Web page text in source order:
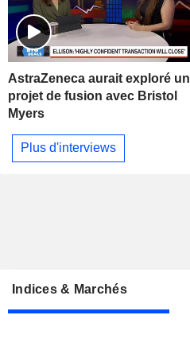
AstraZeneca aurait exploré un
projet de fusion avec Bristol
Myers
Plus d'interviews
Indices & Marchés